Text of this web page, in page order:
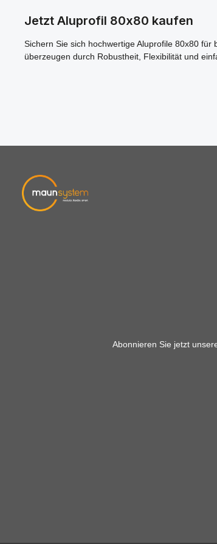
Jetzt Aluprofil 80x80 kaufen
Sichern Sie sich hochwertige Aluprofile 80x80
überzeugen durch Robustheit, Flexibilität und
Abonnieren Sie jetzt